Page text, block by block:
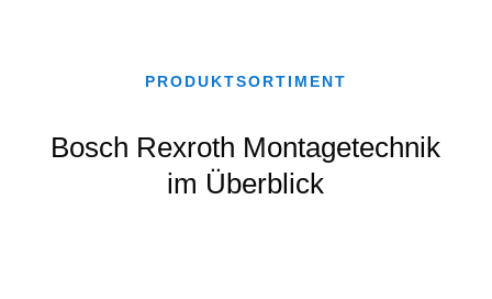
PRODUKTSORTIMENT
Bosch Rexroth Montagetechnik
im Überblick